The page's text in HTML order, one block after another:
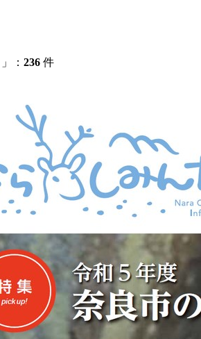
」： 236 件